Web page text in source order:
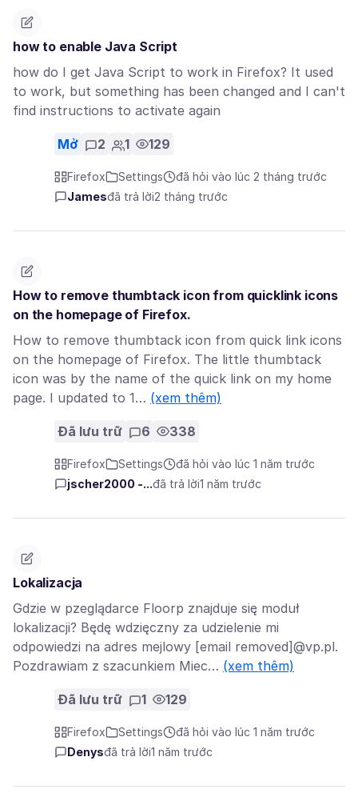
how to enable Java Script
how do I get Java Script to work in Firefox? It used
to work, but something has been changed and I can't
find instructions to activate again
Mở 2 1 129
Firefox Settings
đã hỏi vào lúc 2 tháng trước
Jamesđã trả lời2 tháng trước
How to remove thumbtack icon from quicklink icons
on the homepage of Firefox.
How to remove thumbtack icon from quick link icons
on the homepage of Firefox. The little thumbtack
icon was by the name of the quick link on my home
page. I updated to 1… (xem thêm)
Đã lưu trữ 6 338
Firefox Settings
đã hỏi vào lúc 1 năm trước
jscher2000 -...đã trả lời1 năm trước
Lokalizacja
Gdzie w pzeglądarce Floorp znajduje się moduł
lokalizacji? Będę wdzięczny za udzielenie mi
odpowiedzi na adres mejlowy [email removed]@vp.pl.
Pozdrawiam z szacunkiem Miec… (xem thêm)
Đã lưu trữ 1 129
Firefox Settings
đã hỏi vào lúc 1 năm trước
Denysđã trả lời1 năm trước